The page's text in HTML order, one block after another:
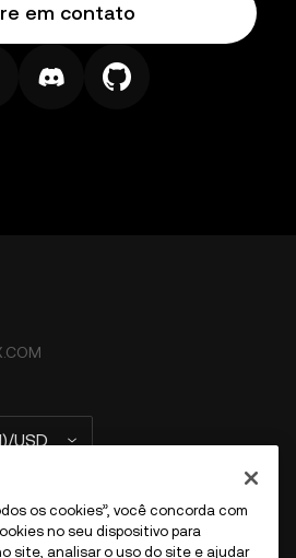
em contato
USD
os cookies”, você concorda com
no seu dispositivo para
site, analisar o uso do site e ajudar